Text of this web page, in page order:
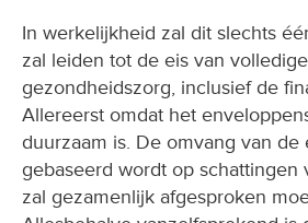
In werkelijkheid zal dit slechts
zal leiden tot de eis van
gezondheidszorg, inclusief de
Allereerst omdat het
duurzaam is. De omvang van de
gebaseerd wordt op schattingen
zal gezamenlijk afgesproken